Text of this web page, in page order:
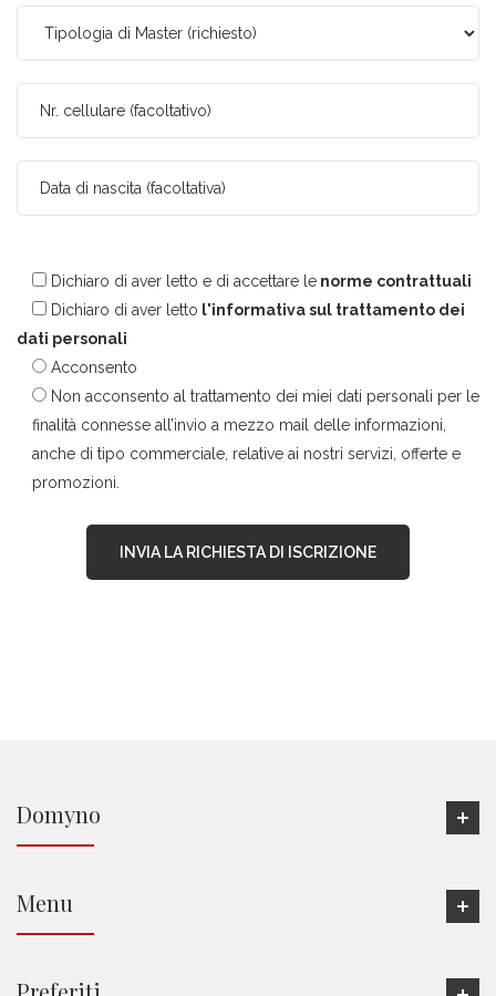
Dichiaro di aver letto e di accettare le norme contrattuali
Dichiaro di aver letto l'informativa sul trattamento dei
dati personali
Acconsento
Non acconsento al trattamento dei miei dati personali per le
finalità connesse all’invio a mezzo mail delle informazioni,
anche di tipo commerciale, relative ai nostri servizi, offerte e
promozioni.
Domyno
Menu